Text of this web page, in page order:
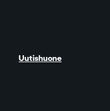
Uutishuone